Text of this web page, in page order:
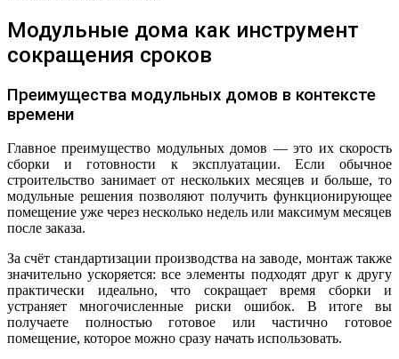
Модульные дома как инструмент
сокращения сроков
Преимущества модульных домов в контексте
времени
Главное преимущество модульных домов — это их скорость
сборки и готовности к эксплуатации. Если обычное
строительство занимает от нескольких месяцев и больше, то
модульные решения позволяют получить функционирующее
помещение уже через несколько недель или максимум месяцев
после заказа.
За счёт стандартизации производства на заводе, монтаж также
значительно ускоряется: все элементы подходят друг к другу
практически идеально, что сокращает время сборки и
устраняет многочисленные риски ошибок. В итоге вы
получаете полностью готовое или частично готовое
помещение, которое можно сразу начать использовать.